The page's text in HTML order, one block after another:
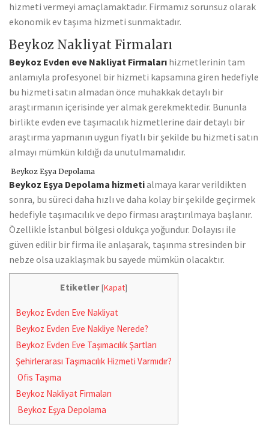
hizmeti vermeyi amaçlamaktadır. Firmamız sorunsuz olarak
ekonomik ev taşıma hizmeti sunmaktadır.
Beykoz Nakliyat Firmaları
Beykoz Evden eve Nakliyat Firmaları hizmetlerinin tam
anlamıyla profesyonel bir hizmeti kapsamına giren hedefiyle
bu hizmeti satın almadan önce muhakkak detaylı bir
araştırmanın içerisinde yer almak gerekmektedir. Bununla
birlikte evden eve taşımacılık hizmetlerine dair detaylı bir
araştırma yapmanın uygun fiyatlı bir şekilde bu hizmeti satın
almayı mümkün kıldığı da unutulmamalıdır.
Beykoz Eşya Depolama
Beykoz Eşya Depolama hizmetialmaya karar verildikten
sonra, bu süreci daha hızlı ve daha kolay bir şekilde geçirmek
hedefiyle taşımacılık ve depo firması araştırılmaya başlanır.
Özellikle İstanbul bölgesi oldukça yoğundur. Dolayısı ile
güven edilir bir firma ile anlaşarak, taşınma stresinden bir
nebze olsa uzaklaşmak bu sayede mümkün olacaktır.
Etiketler [Kapat]
Beykoz Evden Eve Nakliyat
Beykoz Evden Eve Nakliye Nerede?
Beykoz Evden Eve Taşımacılık Şartları
Şehirlerarası Taşımacılık Hizmeti Varmıdır?
Ofis Taşıma
Beykoz Nakliyat Firmaları
Beykoz Eşya Depolama